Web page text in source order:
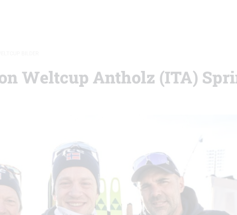
Weltcup Antholz (ITA)